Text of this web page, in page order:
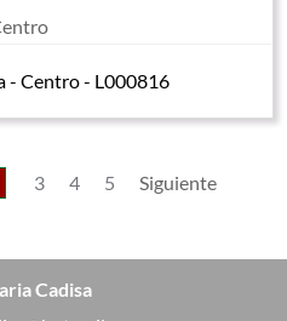
- Centro - L000816
3 4 5 Siguiente
Cadisa